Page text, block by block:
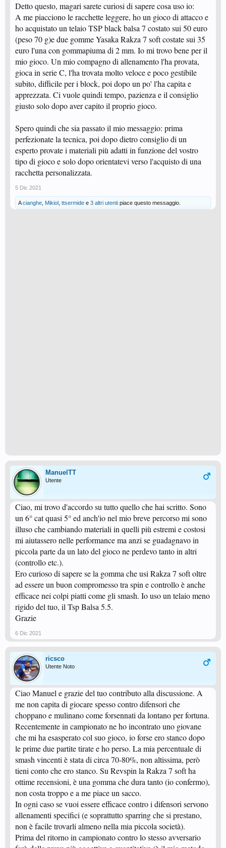
Detto questo, magari sarete curiosi di sapere cosa uso io:
A me piacciono le racchette leggere, ho un gioco di attacco e
ho acquistato un telaio TSP black balsa 7 costato sui 50 euro
(peso 70 g)e due gomme Yasaka Rakza 7 soft costate sui 35
euro l'una con gommapiuma di 2 mm. Io mi trovo bene per il
mio gioco. Un mio compagno di allenamento l'ha provata,
gioca in serie C, l'ha trovata molto veloce e poco gestibile
subito, difficile per i block, poi dopo un po' l'ha capita e
apprezzata. Ci vuole quindi tempo, pazienza e il consiglio
giusto solo dopo aver capito il proprio gioco.
Spero quindi che sia passato il mio messaggio: prima
perfezionate la tecnica, poi dopo dietro consiglio di un
esperto provate i materiali più adatti in funzione del vostro
tipo di gioco e solo dopo orientatevi verso l'acquisto di una
racchetta personalizzata.
5 Dic 2021
Acianghe Mikiol ttsermide e 3 altri utenti piace questo messaggio.
ManuelTT
Utente
Ciao, mi trovo d'accordo su tutto quello che hai scritto. Sono
un 6° cat quasi 5° ed anch'io nel mio breve percorso mi sono
illuso che cambiando materiali in quelli più estremi e costosi
mi aiutassero nelle performance ma anzi se guadagnavo in
piccola parte da un lato del gioco ne perdevo tanto in altri
(controllo etc.).
Ero curioso di sapere se la gomma che usi Rakza 7 soft oltre
ad essere un buon compromesso tra spin e controllo è anche
efficace nei colpi piatti come gli smash. Io uso un telaio meno
rigido del tuo, il Tsp Balsa 5.5.
Grazie
6 Dic 2021
ricsco
Utente Noto
Ciao Manuel e grazie del tuo contributo alla discussione. A
me non capita di giocare spesso contro difensori che
choppano e mulinano come forsennati da lontano per fortuna.
Recentemente in campionato ne ho incontrato uno giovane
che mi ha esasperato col suo gioco, io forse ero stanco dopo
le prime due partite tirate e ho perso. La mia percentuale di
smash vincenti è stata di circa 70-80%, non altissima, però
tieni conto che ero stanco. Su Revspin la Rakza 7 soft ha
ottime recensioni, è una gomma che dura tanto (io confermo),
non costa troppo e a me piace un sacco.
In ogni caso se vuoi essere efficace contro i difensori servono
allenamenti specifici (e soprattutto sparring che si prestano,
non è facile trovarli almeno nella mia piccola società).
Prima del ritorno in campionato contro lo stesso avversario